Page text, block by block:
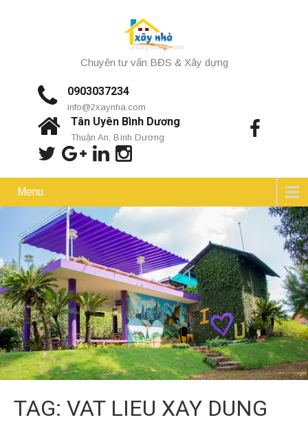
Chuyên tư vấn BĐS & Xây dựng
0903037234
info@2xaynha.com
Tân Uyên Bình Dương
Thuận An, Bình Dương
Menu
TAG: VAT LIEU XAY DUNG